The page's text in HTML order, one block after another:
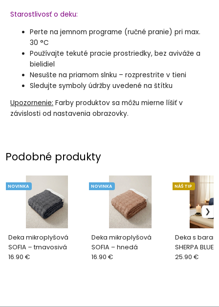
Starostlivosť o deku:
Perte na jemnom programe (ručné pranie) pri max.
30 °C
Používajte tekuté pracie prostriedky, bez aviváže a
bielidiel
Nesušte na priamom slnku – rozprestrite v tieni
Sledujte symboly údržby uvedené na štítku
Upozornenie: Farby produktov sa môžu mierne líšiť v
závislosti od nastavenia obrazovky.
Podobné produkty
Deka mikroplyšová
SOFIA – tmavosivá
NOVINKA
16.90 €
Deka mikroplyšová
SOFIA – hnedá
NOVINKA
16.90 €
Deka s
SHERPA
NÁŠ TIP
25.90 €